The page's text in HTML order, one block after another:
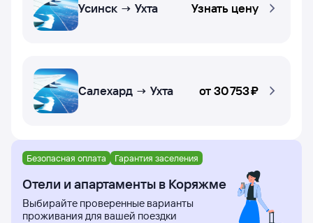
Усинск → Ухта Узнать цену
Салехард → Ухта от30 ⁠753 ⁠₽
Безопасная оплата Гарантия заселения
Отели и апартаменты в Коряжме
Выбирайте проверенные варианты
проживания для вашей поездки